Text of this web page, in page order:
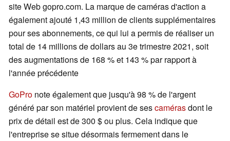
site Web gopro.com. La marque de caméras d'action a
également ajouté 1,43 million de clients supplémentaires
pour ses abonnements, ce qui lui a permis de réaliser un
total de 14 millions de dollars au 3e trimestre 2021, soit
des augmentations de 168 % et 143 % par rapport à
l'année précédente
GoPro note également que jusqu'à 98 % de l'argent
généré par son matériel provient de sescamérasdont le
prix de détail est de 300 $ ou plus. Cela indique que
l'entreprise se situe désormais fermement dans le